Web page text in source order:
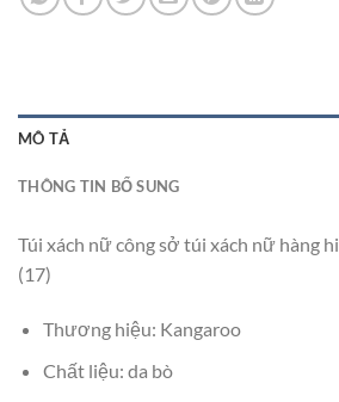
MÔ TẢ
THÔNG TIN BỔ SUNG
Túi xách nữ công sở túi xách nữ hàng
(17)
Thương hiệu: Kangaroo
Chất liệu: da bò